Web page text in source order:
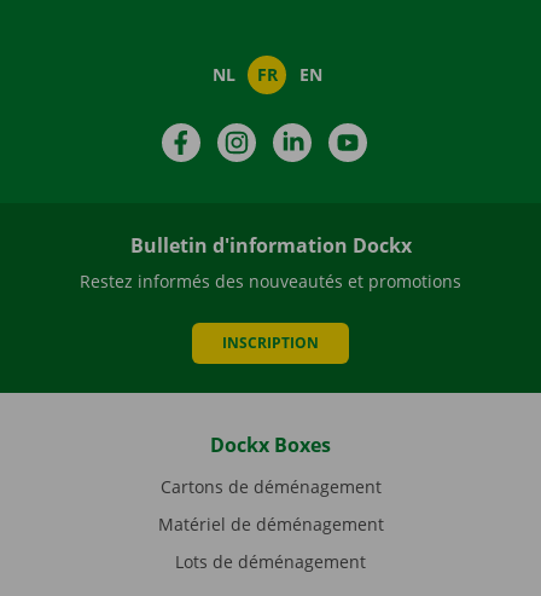
NL FR EN
FacebookInstagramLinkedIn
Bulletin d'information Dockx
Restez informés des nouveautés et promotions
INSCRIPTION
Dockx Boxes
Cartons de déménagement
Matériel de déménagement
Lots de déménagement